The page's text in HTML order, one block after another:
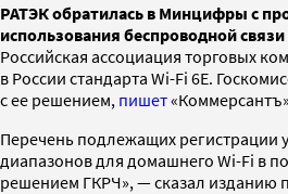
РАТЭК обратилась в Минцифры с
использования беспроводной
Российская ассоциация торговых
в России стандарта Wi-Fi 6E.
с ее решением, пишет
Перечень подлежащих регистрации
диапазонов для домашнего Wi-Fi в
решением ГКРЧ», — сказал изданию